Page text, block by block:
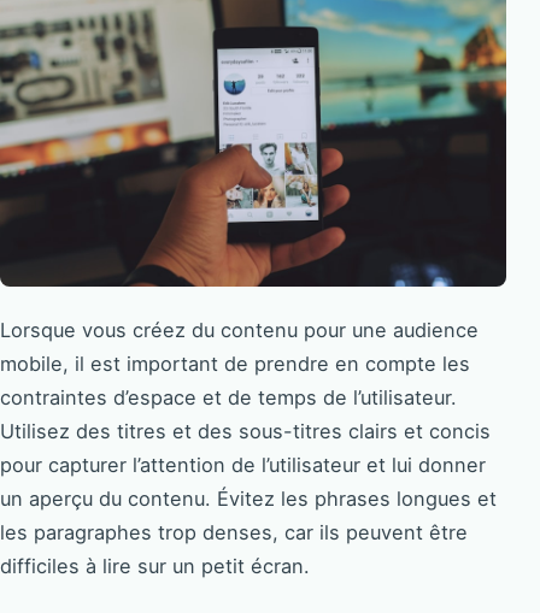
Lorsque vous créez du contenu pour une audience
mobile, il est important de prendre en compte les
contraintes d’espace et de temps de l’utilisateur.
Utilisez des titres et des sous-titres clairs et concis
pour capturer l’attention de l’utilisateur et lui donner
un aperçu du contenu. Évitez les phrases longues et
les paragraphes trop denses, car ils peuvent être
difficiles à lire sur un petit écran.